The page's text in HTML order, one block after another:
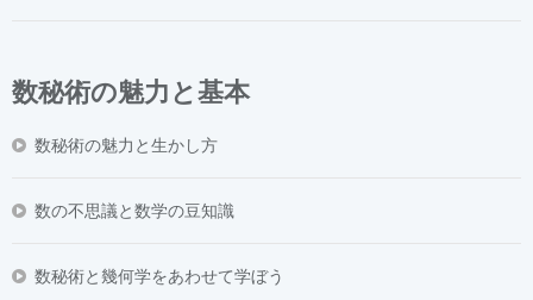
数秘術の魅力と基本
数秘術の魅力と生かし方
数の不思議と数学の豆知識
数秘術と幾何学をあわせて学ぼう